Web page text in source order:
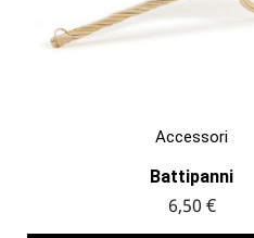
Accessori
Battipanni
6,50 €
ANTEPRIMA